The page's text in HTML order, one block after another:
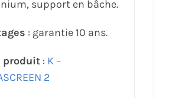
support en bâche.
: garantie 10 ans.
produit: K –
2